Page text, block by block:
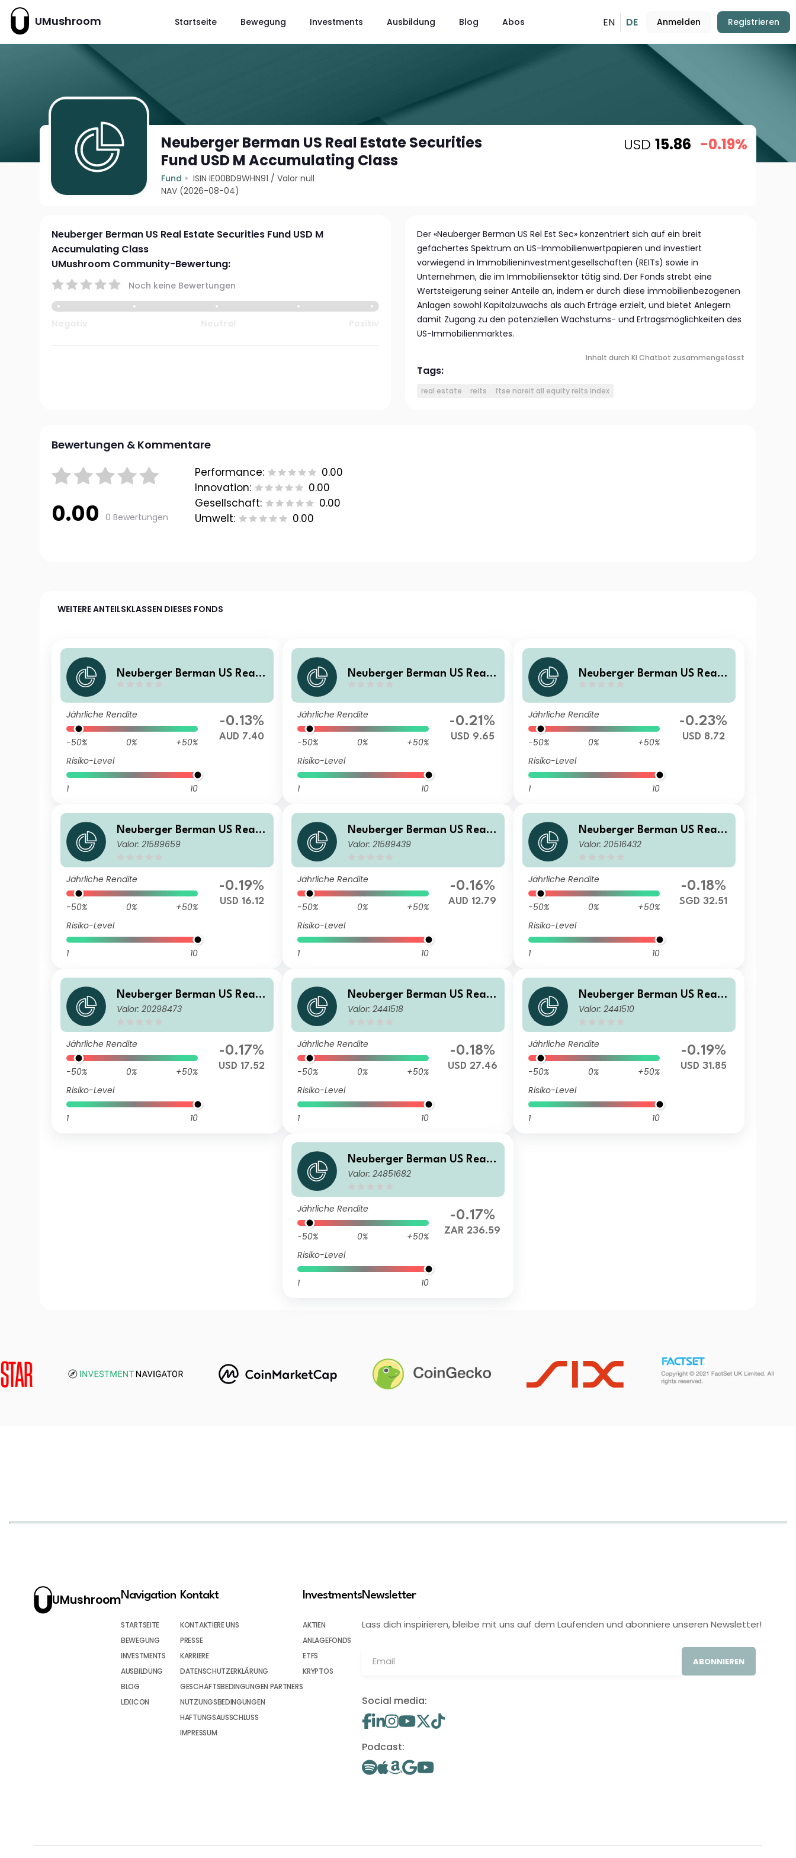
UMushroom Startseite Bewegung Investments Ausbildung Blog Abos EN DE Anmelden Registrieren
Neuberger Berman US Real Estate Securities
Fund USD M Accumulating Class
Fund ISIN IE00BD9WHN91 /Valor null
NAV (2026-08-04)
USD 15.86 -0.19%
Neuberger Berman US Real Estate Securities Fund USD M
Accumulating Class
UMushroom Community-Bewertung:
Noch keine Bewertungen
Der «Neuberger Berman US Rel Est Sec» konzentriert sich auf ein breit
gefächertes Spektrum an US-Immobilienwertpapieren und investiert
vorwiegend in Immobilieninvestmentgesellschaften (REITs) sowie in
Unternehmen, die im Immobiliensektor tätig sind. Der Fonds strebt eine
Wertsteigerung seiner Anteile an, indem er durch diese immobilienbezogenen
Anlagen sowohl Kapitalzuwachs als auch Erträge erzielt, und bietet Anlegern
damit Zugang zu den potenziellen Wachstums- und Ertragsmöglichkeiten des
US-Immobilienmarktes.
Inhalt durch KI Chatbot zusammengefasst
Tags:
real estate reits ftse nareit all equity reits index
Bewertungen & Kommentare
0.00 0 Bewertungen
Performance:
0.00
Innovation:
0.00
Gesellschaft:
0.00
Umwelt:
0.00
WEITERE ANTEILSKLASSEN DIESES FONDS
Neuberger Berman US Real
(Monthly) Distributing Class
Jährliche Rendite
-50% 0%
+50%
Risiko-Level
1 10
-0.13%
AUD 7.40
Neuberger Berman US Real
(Monthly) Distributing Class
Jährliche Rendite
-50% 0%
+50%
Risiko-Level
1 10
-0.21%
USD 9.65
Neuberger Berman US Real
(Monthly) Distributing Class
Jährliche Rendite
-50% 0%
+50%
Risiko-Level
1 10
-0.23%
USD 8.72
Neuberger Berman US Real
Estate Securities Fund USD B
Valor: 21589659
Jährliche Rendite
-50% 0%
+50%
Risiko-Level
1 10
-0.19%
USD 16.12
Neuberger Berman US Real
Estate Securities Fund AUD B
Valor: 21589439
Jährliche Rendite
-50% 0%
+50%
Risiko-Level
1 10
-0.16%
AUD 12.79
Neuberger Berman US Real
Estate Securities Fund SGD A
Valor: 20516432
Jährliche Rendite
-50% 0%
+50%
Risiko-Level
1 10
-0.18%
SGD 32.51
Neuberger Berman US Real
Estate Securities Fund USD I
Valor: 20298473
Jährliche Rendite
-50% 0%
+50%
Risiko-Level
1 10
-0.17%
USD 17.52
Neuberger Berman US Real
Estate Securities Fund USD A
Valor: 2441518
Jährliche Rendite
-50% 0%
+50%
Risiko-Level
1 10
-0.18%
USD 27.46
Neuberger Berman US Real
Estate Securities Fund USD I
Valor: 2441510
Jährliche Rendite
-50% 0%
+50%
Risiko-Level
1 10
-0.19%
USD 31.85
Neuberger Berman US Real
Estate Securities Fund ZAR E
Valor: 24851682
Jährliche Rendite
-50% 0%
+50%
Risiko-Level
1 10
-0.17%
ZAR 236.59
UMushroomNavigation
STARTSEITE
BEWEGUNG
INVESTMENTS
AUSBILDUNG
BLOG
LEXICON
Kontakt
KONTAKTIERE UNS
PRESSE
KARRIERE
DATENSCHUTZERKLÄRUNG
GESCHÄFTSBEDINGUNGEN PARTNERS
NUTZUNGSBEDINGUNGEN
HAFTUNGSAUSSCHLUSS
IMPRESSUM
Investments
AKTIEN
ANLAGEFONDS
ETFS
KRYPTOS
Newsletter
Lass dich inspirieren, bleibe mit uns auf dem Laufenden und abonniere unseren Newsletter!
ABONNIEREN
Social media:
Podcast: